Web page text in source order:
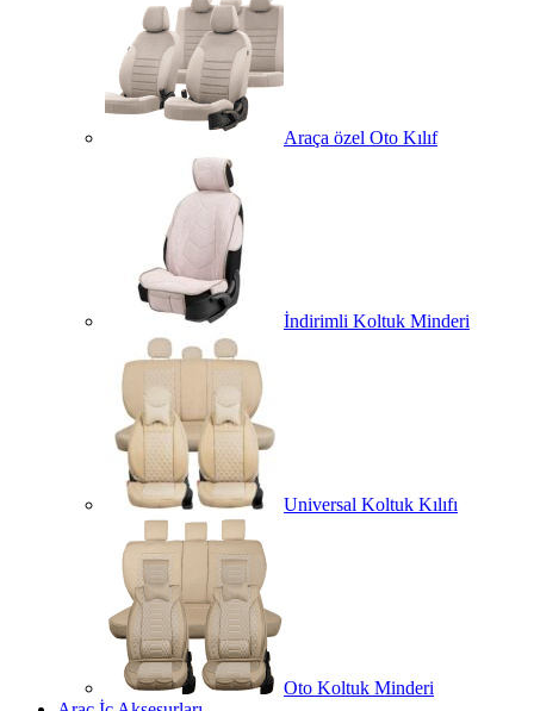
Araça özel Oto Kılıf
İndirimli Koltuk Minderi
Universal Koltuk Kılıfı
Oto Koltuk Minderi